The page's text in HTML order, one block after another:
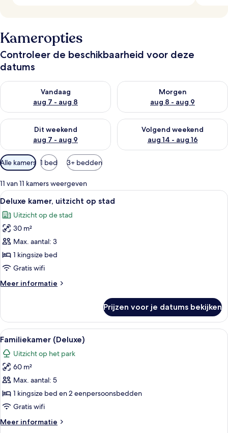
Kameropties
Controleer de beschikbaarheid voor deze
datums
Vandaag
aug 7 - aug 8
De beschikbaarheid controleren voor vanavond aug 7 - aug 8
Morgen
aug 8 - aug 9
De beschikbaarheid
Dit weekend
aug 7 - aug 9
De beschikbaarheid controleren voor dit weekend aug 7 -
Volgend weekend
aug 14 - aug 16
De beschikbaarheid
Beschikbare
filters
voor
kamers
Alle kamers 1 bed 3+ bedden
11 van 11 kamers weergeven
Alle
foto's
voor
Deluxe
kamer,
uitzicht
op
laden
Een hotelkamer met een groot bed,
5
Deluxe kamer, uitzicht op stad
Uitzicht op de stad
30 m²
Max. aantal: 3
1 kingsize bed
Gratis wifi
Meer informatie
Meer
kamer,
uitzicht
op
Prijzen voor je datums bekijken
Alle
foto's
voor
Familiekamer
(Deluxe)
laden
Hotelkamer met twee bedden, een
5
Familiekamer (Deluxe)
Uitzicht op het park
60 m²
Max. aantal: 5
1 kingsize bed en 2 eenpersoonsbedden
Gratis wifi
Meer informatie
Meer